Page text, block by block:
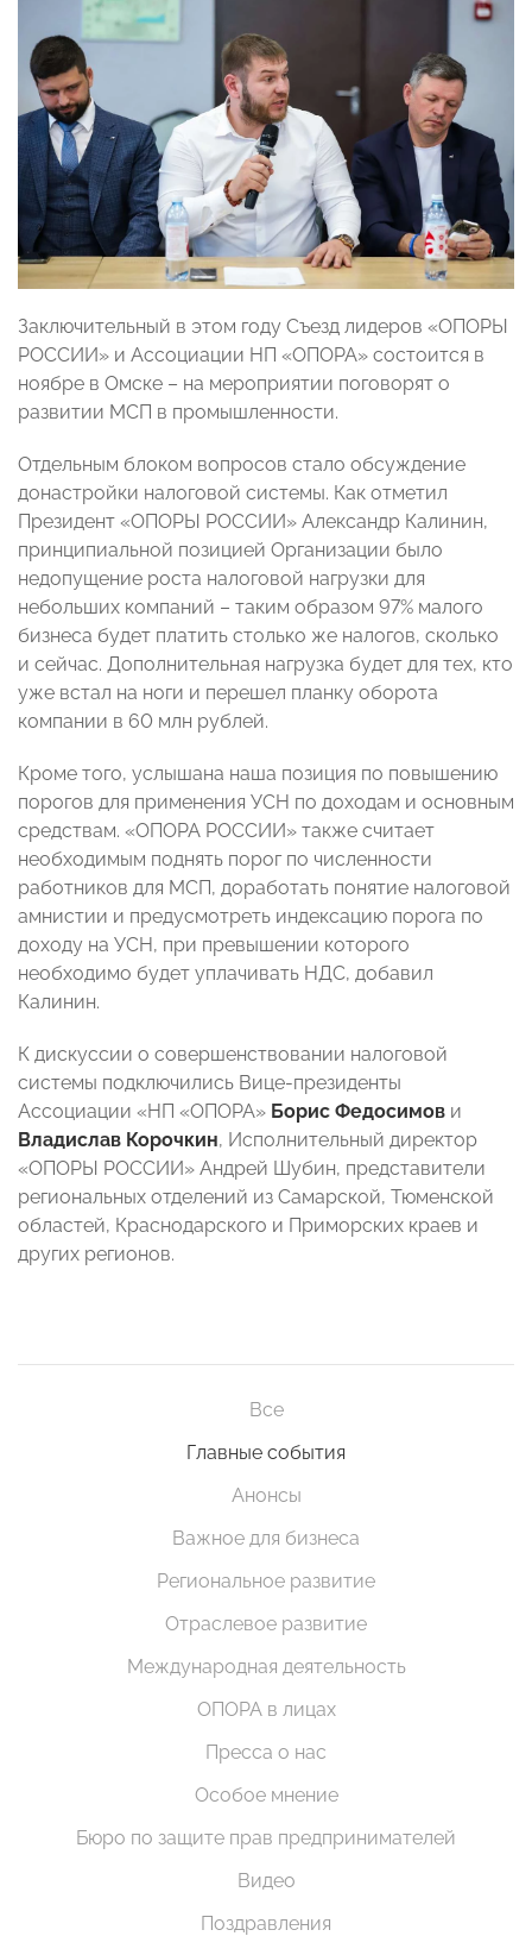
Заключительный в этом году Съезд лидеров «ОПОРЫ
РОССИИ» и Ассоциации НП «ОПОРА» состоится в
ноябре в Омске – на мероприятии поговорят о
развитии МСП в промышленности.
Отдельным блоком вопросов стало обсуждение
донастройки налоговой системы. Как отметил
Президент «ОПОРЫ РОССИИ» Александр Калинин,
принципиальной позицией Организации было
недопущение роста налоговой нагрузки для
небольших компаний – таким образом 97% малого
бизнеса будет платить столько же налогов, сколько
и сейчас. Дополнительная нагрузка будет для тех, кто
уже встал на ноги и перешел планку оборота
компании в 60 млн рублей.
Кроме того, услышана наша позиция по повышению
порогов для применения УСН по доходам и основным
средствам. «ОПОРА РОССИИ» также считает
необходимым поднять порог по численности
работников для МСП, доработать понятие налоговой
амнистии и предусмотреть индексацию порога по
доходу на УСН, при превышении которого
необходимо будет уплачивать НДС, добавил
Калинин.
К дискуссии о совершенствовании налоговой
системы подключились Вице-президенты
Ассоциации «НП «ОПОРА» Борис Федосимов и
Владислав Корочкин, Исполнительный директор
«ОПОРЫ РОССИИ» Андрей Шубин, представители
региональных отделений из Самарской, Тюменской
областей, Краснодарского и Приморских краев и
других регионов.
Все
Главные события
Анонсы
Важное для бизнеса
Региональное развитие
Отраслевое развитие
Международная деятельность
ОПОРА в лицах
Пресса о нас
Особое мнение
Бюро по защите прав предпринимателей
Видео
Поздравления